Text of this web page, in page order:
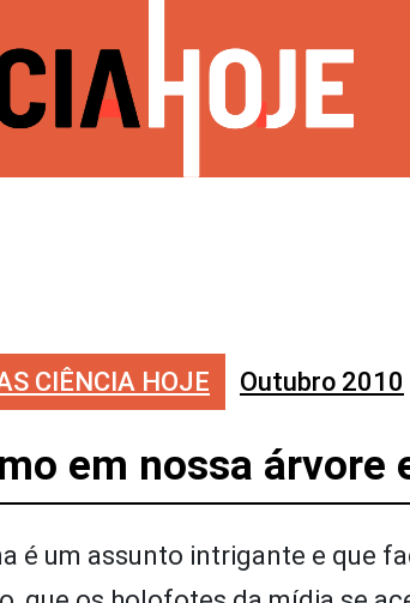
CIÊNCIA HOJE Outubro 2010
em nossa árvore
é um assunto intrigante e que